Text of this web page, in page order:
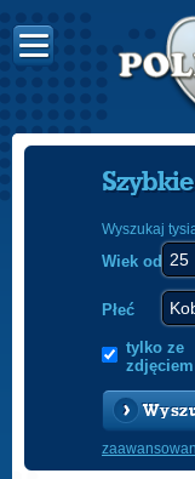
Wyszukaj
Wiek od
Płeć
tylko ze
zdjęciem